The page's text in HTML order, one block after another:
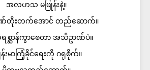
အလဟသ မဖြုန်းနဲ့။
တိုးတက်အောင် တည်ဆောက်။
စ္ဆာန်ကွာစေတာ အသိဥာဏ်ပဲ။
းမာကြံ့ခိုင်ရေးကို ဂရုစိုက်။